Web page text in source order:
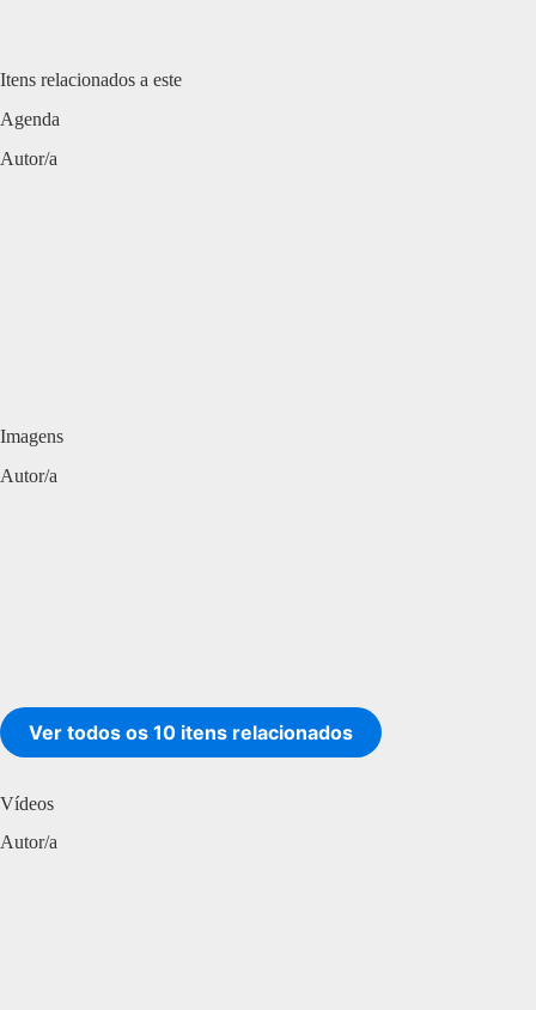
Itens relacionados a este
Agenda
Autor/a
Imagens
Autor/a
Ver todos os 10 itens relacionados
Vídeos
Autor/a